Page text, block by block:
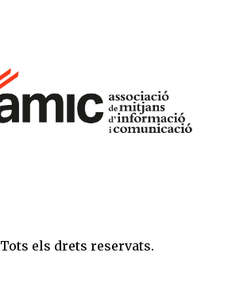
Tots els drets reservats.